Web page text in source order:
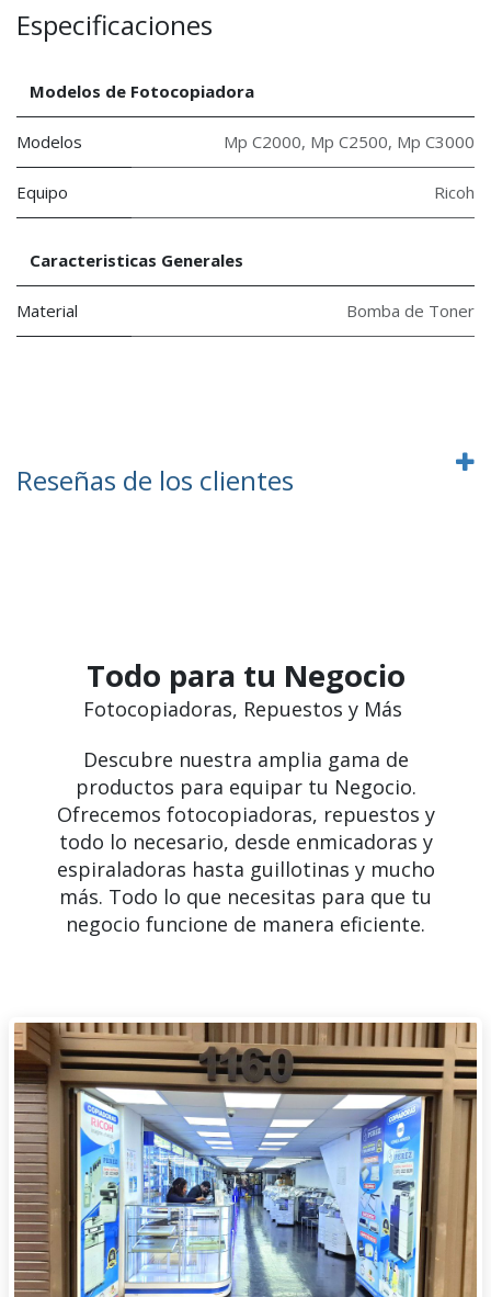
Especificaciones
Modelos de Fotocopiadora
Modelos Mp C2000, Mp C2500, Mp C3000
Equipo Ricoh
Caracteristicas Generales
Material Bomba de Toner
Reseñas de los clientes
Todo para tu Negocio
Fotocopiadoras, Repuestos y Más
Descubre nuestra amplia gama de
productos para equipar tu Negocio.
Ofrecemos fotocopiadoras, repuestos y
todo lo necesario, desde enmicadoras y
espiraladoras hasta guillotinas y mucho
más. Todo lo que necesitas para que tu
negocio funcione de manera eficiente.